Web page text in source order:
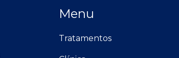
Menu
Tratamentos